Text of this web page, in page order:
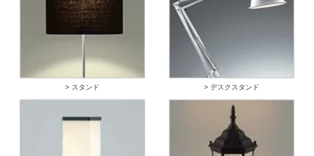
> スタンド > デスクスタンド